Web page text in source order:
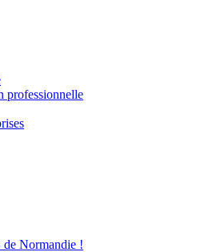
professionnelle
Normandie !